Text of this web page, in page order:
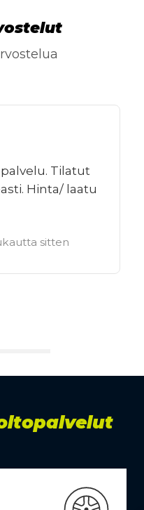
Tilatut
Hinta/ laatu
sitten